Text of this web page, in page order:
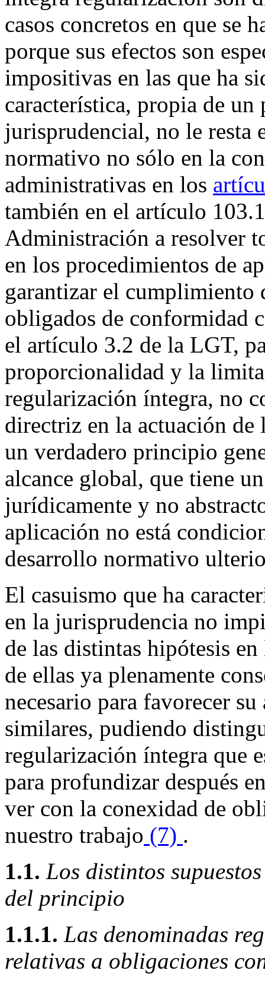
casos concretos en que se
porque sus efectos son
impositivas en las que ha
característica, propia de
jurisprudencial, no le resta
normativo no sólo en la
administrativas en los
también en el artículo
Administración a resolver
en los procedimientos de
garantizar el cumplimiento
obligados de conformidad
el artículo 3.2 de la LGT,
proporcionalidad y la
regularización íntegra, no
directriz en la actuación
un verdadero principio
alcance global, que tiene
jurídicamente y no
aplicación no está
desarrollo normativo
El casuismo que ha
en la jurisprudencia no
de las distintas hipótesis
de ellas ya plenamente
necesario para favorecer
similares, pudiendo
regularización íntegra que
para profundizar después
ver con la conexidad de
nuestro trabajo (7) .
1.1. Los distintos
del principio
1.1.1. Las denominadas
relativas a obligaciones